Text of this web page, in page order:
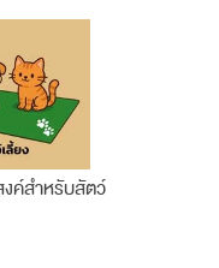
ค์สำหรับสัตว์